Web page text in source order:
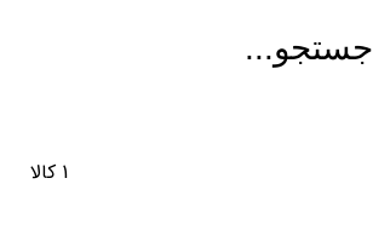
جستجو...
1 کالا